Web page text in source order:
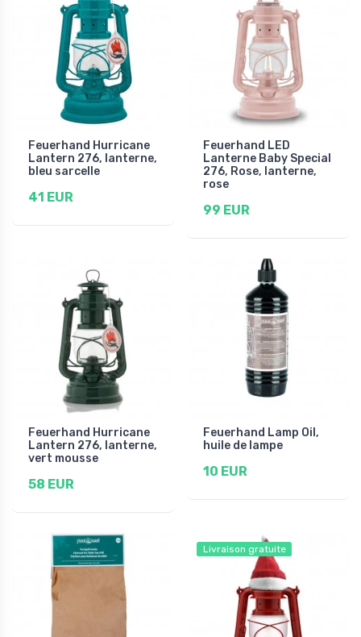
Feuerhand Hurricane
Lantern 276, lanterne,
bleu sarcelle
41 EUR
Feuerhand LED
Lanterne Baby Special
276, Rose, lanterne,
rose
99 EUR
Feuerhand Hurricane
Lantern 276, lanterne,
vert mousse
58 EUR
Feuerhand Lamp Oil,
huile de lampe
10 EUR
Livraison gratuite